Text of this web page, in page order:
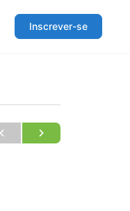
Inscrever-se